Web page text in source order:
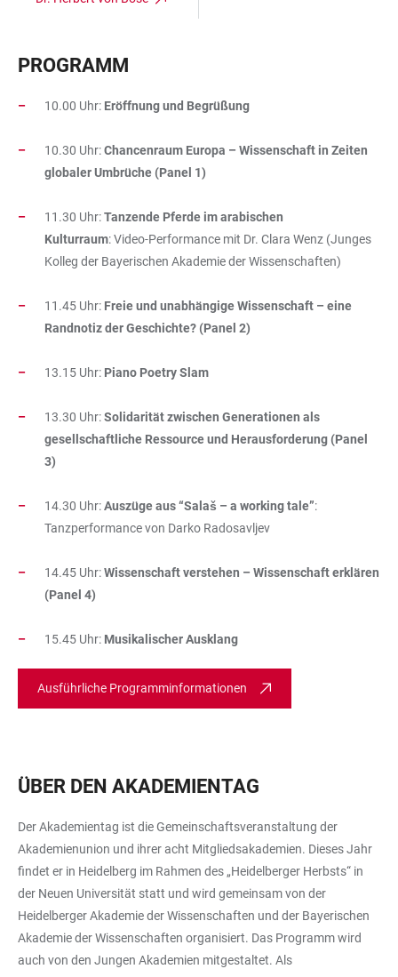
PROGRAMM
10.00 Uhr: Eröffnung und Begrüßung
10.30 Uhr:Chancenraum Europa – Wissenschaft in Zeiten
globaler Umbrüche (Panel 1)
11.30 Uhr:Tanzende Pferde im arabischen
Kulturraum:Video-Performance mit Dr. Clara Wenz (Junges
Kolleg der Bayerischen Akademie der Wissenschaften)
11.45 Uhr: Freie und unabhängige Wissenschaft – eine
Randnotiz der Geschichte? (Panel 2)
13.15 Uhr: Piano Poetry Slam
13.30 Uhr:Solidarität zwischen Generationen als
gesellschaftliche Ressource und Herausforderung (Panel
3)
14.30 Uhr:Auszüge aus “Salaš – a working tale”:
Tanzperformance von Darko Radosavljev
14.45 Uhr:Wissenschaft verstehen – Wissenschaft erklären
(Panel 4)
15.45 Uhr: Musikalischer Ausklang
Ausführliche Programminformationen
ÜBER DEN AKADEMIENTAG
Der Akademientag ist die Gemeinschaftsveranstaltung der
Akademienunion und ihrer acht Mitgliedsakademien. Dieses Jahr
findet er in Heidelberg im Rahmen des „Heidelberger Herbsts“ in
der Neuen Universität statt und wird gemeinsam von der
Heidelberger Akademie der Wissenschaften und der Bayerischen
Akademie der Wissenschaften organisiert. Das Programm wird
auch von den Jungen Akademien mitgestaltet. Als